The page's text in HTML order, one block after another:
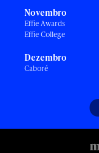
Novembro
Effie Awards
Effie College
Dezembro
Caboré